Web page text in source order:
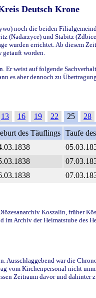
Deutsch Krone
noch die beiden
(Nadarzyce) und Stabitz
errichtet. Ab diesem
worden.
Er weist auf folgende
es aber dennoch zu
13 16 19 22 25 28
des Täuflings Taufe
Koszalin, früher
im Archiv der Heimatstube
war die
vom Kirchenpersonal nicht
Zeitraum davor und